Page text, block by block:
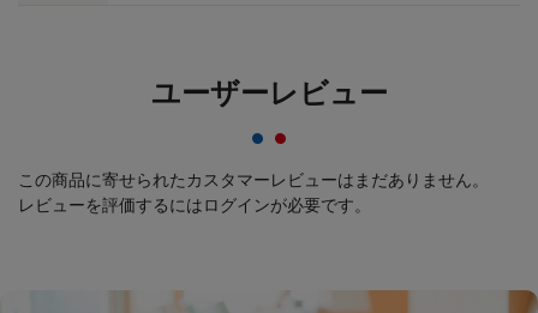
ユーザーレビュー
この商品に寄せられたカスタマーレビューはまだありません。
レビューを評価するにはログインが必要です。